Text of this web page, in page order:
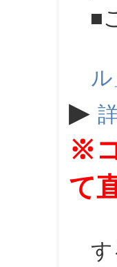
■
ル
▶
※
て
（